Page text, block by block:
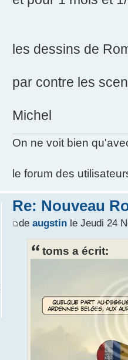
les dessins de
par contre les
Michel
On ne voit bien
le forum des
Re: Nouveau
de augstinle Jeudi 24
toms a écrit: